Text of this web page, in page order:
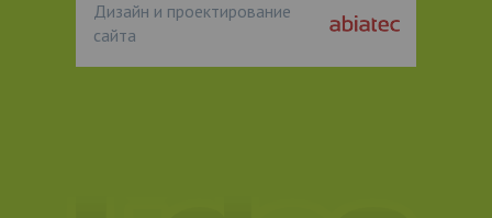
Дизайн и проектирование
сайта